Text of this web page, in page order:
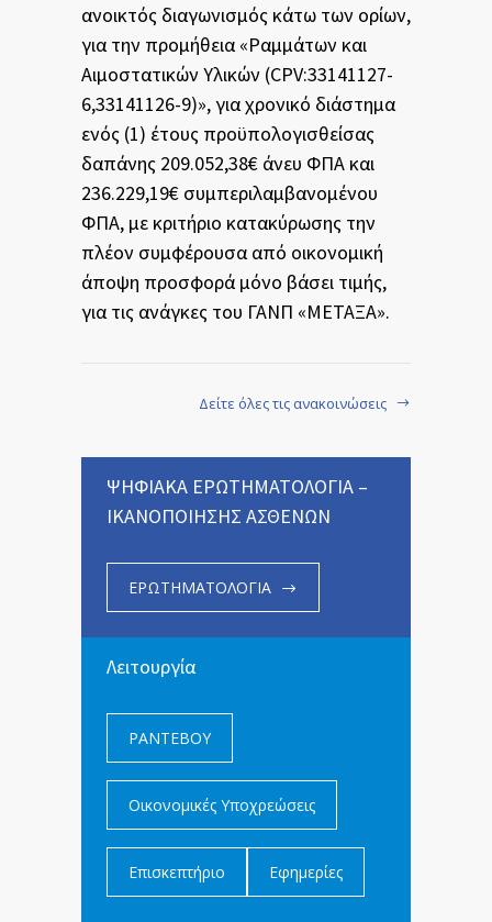
ανοικτός διαγωνισμός κάτω των ορίων,
για την προμήθεια «Ραμμάτων και
Αιμοστατικών Υλικών (CPV:33141127-
6,33141126-9)», για χρονικό διάστημα
ενός (1) έτους προϋπολογισθείσας
δαπάνης 209.052,38€ άνευ ΦΠΑ και
236.229,19€ συμπεριλαμβανομένου
ΦΠΑ, με κριτήριο κατακύρωσης την
πλέον συμφέρουσα από οικονομική
άποψη προσφορά μόνο βάσει τιμής,
για τις ανάγκες του ΓΑΝΠ «ΜΕΤΑΞΑ».
Δείτε όλες τις ανακοινώσεις
ΨΗΦΙΑΚΑ ΕΡΩΤΗΜΑΤΟΛΟΓΙΑ –
ΙΚΑΝΟΠΟΙΗΣΗΣ ΑΣΘΕΝΩΝ
ΕΡΩΤΗΜΑΤΟΛΟΓΙΑ
Λειτουργία
ΡΑΝΤΕΒΟΥ
Οικονομικές Υποχρεώσεις
Επισκεπτήριο Εφημερίες